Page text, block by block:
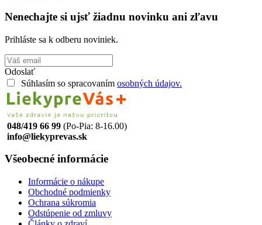
Nenechajte si ujsť žiadnu novinku ani zľavu
Prihláste sa k odberu noviniek.
Odoslať
Súhlasím so spracovaním osobných údajov.
048/419 66 99 (Po-Pia: 8-16.00)
info@liekyprevas.sk
Všeobecné informácie
Informácie o nákupe
Obchodné podmienky
Ochrana súkromia
Odstúpenie od zmluvy